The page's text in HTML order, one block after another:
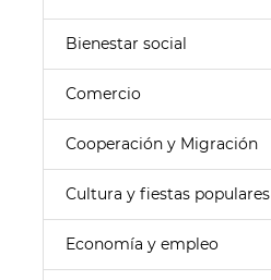
Bienestar social
Comercio
Cooperación y Migración
Cultura y fiestas populares
Economía y empleo